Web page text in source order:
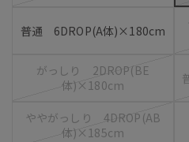
普通 6DROP(A体)×180cm
がっしり 2DROP(BE
体)×180cm
ややがっしり 4DROP(AB
体)×185cm